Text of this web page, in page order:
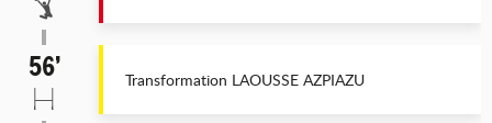
56’ Transformation LAOUSSE AZPIAZU